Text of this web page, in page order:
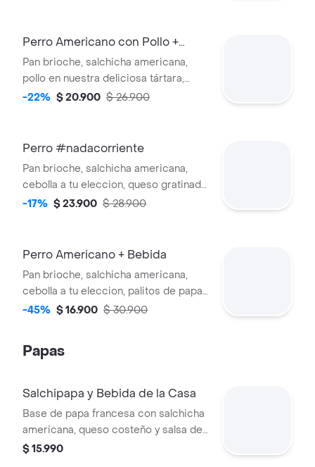
Perro Americano con Pollo +
Bebida de la Casa
Pan brioche, salchicha americana,
pollo en nuestra deliciosa tártara,
cebolla a tu eleccion, palitos de papa,
-22% $ 20.900 $ 26.900
Perro #nadacorriente
Pan brioche, salchicha americana,
cebolla a tu eleccion, queso gratinado
mozarella, carne desmechada en
-17% $ 23.900 $ 28.900
Perro Americano + Bebida
Pan brioche, salchicha americana,
cebolla a tu eleccion, palitos de papa,
queso gratinado mozarella, salsas y
-45% $ 16.900 $ 30.900
Papas
Salchipapa y Bebida de la Casa
Base de papa francesa con salchicha
americana, queso costeño y salsa de
la casa.
$ 15.990